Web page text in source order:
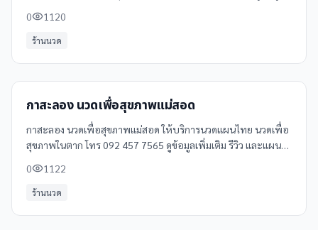
0 1120
ร้านนวด
กาสะลอง นวดเพื่อสุขภาพแม่สอด
กาสะลอง นวดเพื่อสุขภาพแม่สอด ให้บริการนวดแผนไทย นวดเพื่อ
สุขภาพในตาก โทร 092 457 7565 ดูข้อมูลเพิ่มเติม รีวิว และแผนที่
0 1122
ร้านนวด